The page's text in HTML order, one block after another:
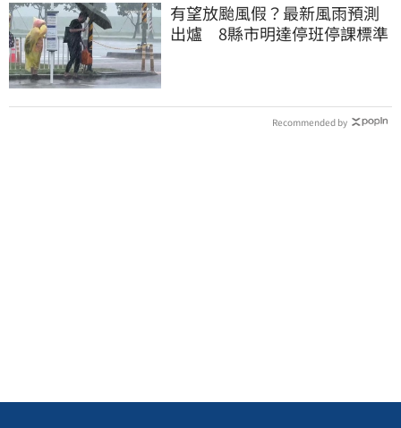
有望放颱風假？最新風雨預測
出爐 8縣市明達停班停課標準
Recommended by